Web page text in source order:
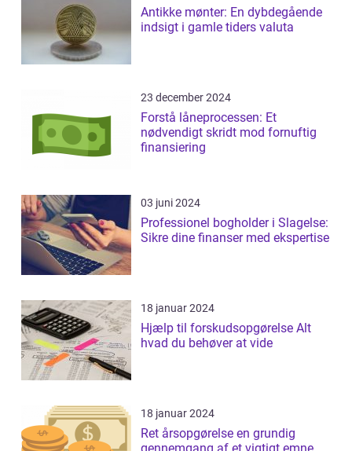
Antikke mønter: En dybdegående
indsigt i gamle tiders valuta
23 december 2024
Forstå låneprocessen: Et
nødvendigt skridt mod fornuftig
finansiering
03 juni 2024
Professionel bogholder i Slagelse:
Sikre dine finanser med ekspertise
18 januar 2024
Hjælp til forskudsopgørelse Alt
hvad du behøver at vide
18 januar 2024
Ret årsopgørelse en grundig